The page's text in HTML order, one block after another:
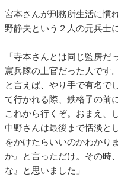
宮本さんが刑務所生活に慣
野静夫という２人の元兵士
「寺本さんとは同じ監房
憲兵隊の上官だった人です
と言えば、やり手で有名で
て行かれる際、鉄格子の前
これから行くぞ。おまえ、
中野さんは最後まで恬淡と
をかけたらいいのかわかり
か』と言っただけ。その時
な』と思いました」